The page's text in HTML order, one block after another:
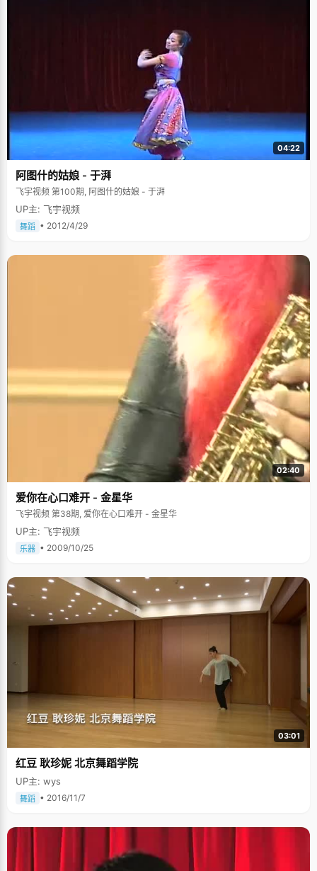
04:22
阿图什的姑娘 - 于湃
飞宇视频 第100期, 阿图什的姑娘 - 于湃
UP主: 飞宇视频
舞蹈 • 2012/4/29
02:40
爱你在心口难开 - 金星华
飞宇视频 第38期, 爱你在心口难开 - 金星华
UP主: 飞宇视频
乐器 • 2009/10/25
03:01
红豆 耿珍妮 北京舞蹈学院
UP主: wys
舞蹈 • 2016/11/7